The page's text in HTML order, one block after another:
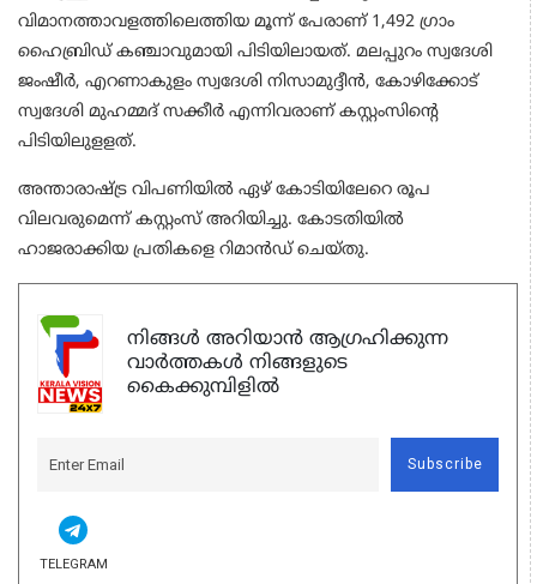
വിമാനത്താവളത്തിലെത്തിയ മൂന്ന് പേരാണ് 1,492 ഗ്രാം
ഹൈബ്രിഡ് കഞ്ചാവുമായി പിടിയിലായത്. മലപ്പുറം സ്വദേശി
ജംഷീര്‍, എറണാകുളം സ്വദേശി നിസാമുദ്ദീന്‍, കോഴിക്കോട്
സ്വദേശി മുഹമ്മദ് സക്കീര്‍ എന്നിവരാണ് കസ്റ്റംസിന്റെ
പിടിയിലുളളത്.
അന്താരാഷ്ട്ര വിപണിയില്‍ ഏഴ് കോടിയിലേറെ രൂപ
വിലവരുമെന്ന് കസ്റ്റംസ് അറിയിച്ചു. കോടതിയില്‍
ഹാജരാക്കിയ പ്രതികളെ റിമാന്‍ഡ് ചെയ്തു.
നിങ്ങൾ അറിയാൻ ആഗ്രഹിക്കുന്ന
വാർത്തകൾ നിങ്ങളുടെ
കൈക്കുമ്പിളിൽ
Subscribe
TELEGRAM